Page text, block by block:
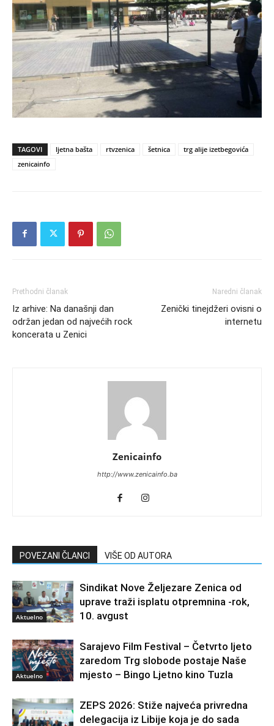
TAGOVI ljetna bašta rtvzenica šetnica
trg alije izetbegovića
zenicainfo
Prethodni članak
Iz arhive: Na današnji dan
održan jedan od najvećih rock
koncerata u Zenici
Naredni članak
Zenički tinejdžeri ovisni o
internetu
Zenicainfo
http://www.zenicainfo.ba
POVEZANI ČLANCI VIŠE OD AUTORA
Aktuelno
Sindikat Nove Željezare Zenica od
uprave traži isplatu otpremnina -rok,
10. avgust
Aktuelno
Sarajevo Film Festival – Četvrto ljeto
zaredom Trg slobode postaje Naše
mjesto – Bingo Ljetno kino Tuzla
ZEPS 2026: Stiže najveća privredna
delegacija iz Libije koja je do sada